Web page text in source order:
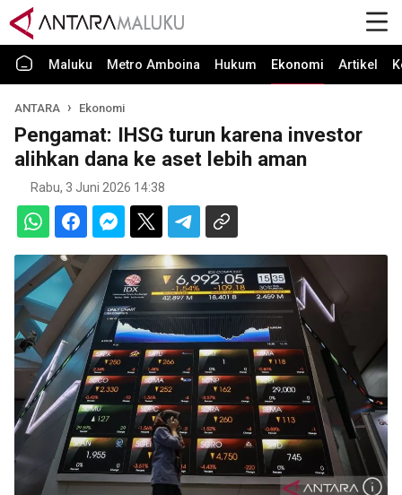
Maluku Metro Amboina Hukum Ekonomi Artikel
ANTARA Ekonomi
Pengamat: IHSG turun karena investor
alihkan dana ke aset lebih aman
Rabu, 3 Juni 2026 14:38